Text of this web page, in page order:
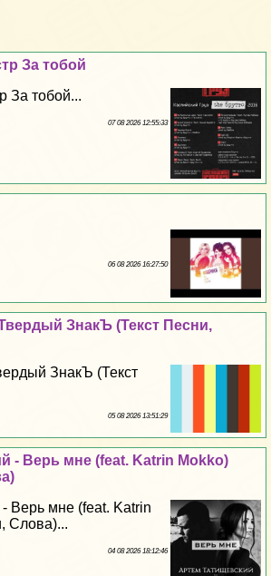
За тобой
За тобой...
07 08 2026 12:55:33
06 08 2026 16:27:50
ЗнакЪ (Текст Песни,
ЗнакЪ (Текст
05 08 2026 13:51:29
- Верь мне (feat. Katrin Mokko)
Верь мне (feat. Katrin
Слова)...
04 08 2026 18:12:46